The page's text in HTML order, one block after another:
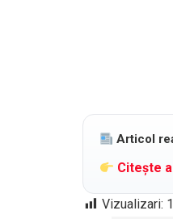
Articol
Citește
Vizualizari: